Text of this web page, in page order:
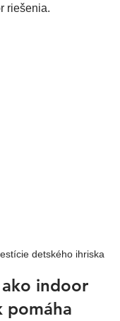
riešenia.
detského ihriska
indoor
pomáha